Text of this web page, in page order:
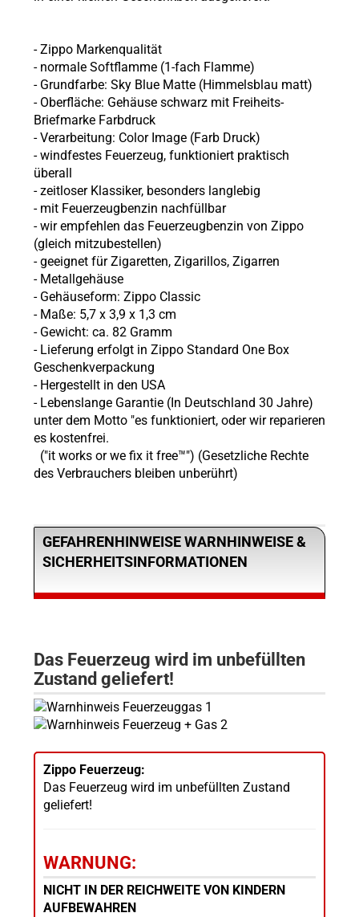
- Zippo Markenqualität
- normale Softflamme (1-fach Flamme)
- Grundfarbe: Sky Blue Matte (Himmelsblau matt)
- Oberfläche: Gehäuse schwarz mit Freiheits-
Briefmarke Farbdruck
- Verarbeitung: Color Image (Farb Druck)
- windfestes Feuerzeug, funktioniert praktisch
überall
- zeitloser Klassiker, besonders langlebig
- mit Feuerzeugbenzin nachfüllbar
- wir empfehlen das Feuerzeugbenzin von Zippo
(gleich mitzubestellen)
- geeignet für Zigaretten, Zigarillos, Zigarren
- Metallgehäuse
- Gehäuseform: Zippo Classic
- Maße: 5,7 x 3,9 x 1,3 cm
- Gewicht: ca. 82 Gramm
- Lieferung erfolgt in Zippo Standard One Box
Geschenkverpackung
- Hergestellt in den USA
- Lebenslange Garantie (In Deutschland 30 Jahre)
unter dem Motto "es funktioniert, oder wir reparieren
es kostenfrei.
("it works or we fix it free™") (Gesetzliche Rechte
des Verbrauchers bleiben unberührt)
GEFAHRENHINWEISE WARNHINWEISE &
SICHERHEITSINFORMATIONEN
Das Feuerzeug wird im unbefüllten
Zustand geliefert!
Zippo Feuerzeug:
Das Feuerzeug wird im unbefüllten Zustand
geliefert!
WARNUNG:
NICHT IN DER REICHWEITE VON KINDERN
AUFBEWAHREN